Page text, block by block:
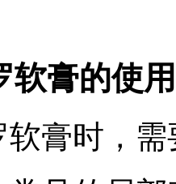
软膏的使
膏时，